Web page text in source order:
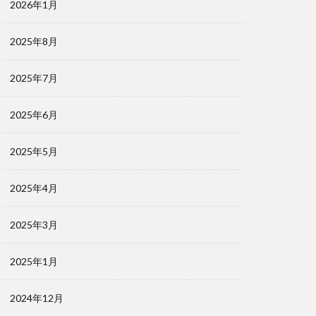
2026年1月
2025年8月
2025年7月
2025年6月
2025年5月
2025年4月
2025年3月
2025年1月
2024年12月